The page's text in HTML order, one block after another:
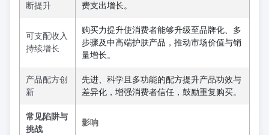
断提升
费支出增长。
可支配收入
持续增长
购买力提升使消费者能够升级至品牌化、多
步骤及中高端护肤产品，推动市场价值与销
量增长。
产品配方创
新
先进、科学且多功能的配方提升产品功效与
差异化，增强消费者信任，鼓励重复购买。
常见陷阱与
挑战
影响